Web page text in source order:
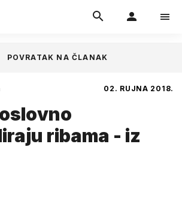
02. RUJNA 2018.
ribama - iz
POVRATAK NA ČLANAK